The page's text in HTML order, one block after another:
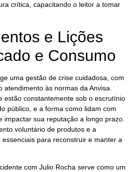
crítica, capacitando o leitor a tomar
e Lições
e Consumo
uma gestão de crise cuidadosa, com
às normas da Anvisa.
estão constantemente sob o escrutínio
público, e a forma como lidam com
impactar sua reputação a longo prazo.
voluntário de produtos e a
para reconstruir e manter a
com Julio Rocha serve como um